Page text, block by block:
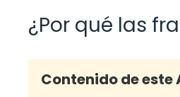
¿Por qué las
Contenido de